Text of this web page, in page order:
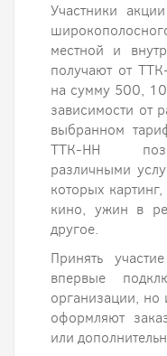
Участники
местной и
получают от
на сумму 500,
зависимости от
выбранном
ТТК-НН
различными
которых
кино, ужин в
другое.
Принять
впервые
организации,
оформляют
или